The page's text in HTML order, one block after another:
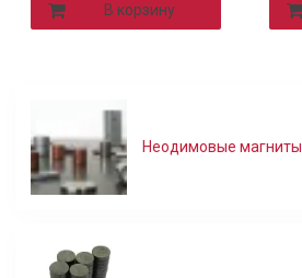
В корзину
Неодимовые магниты